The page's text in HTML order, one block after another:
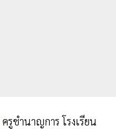
ครูชำนาญการ โรงเรียน